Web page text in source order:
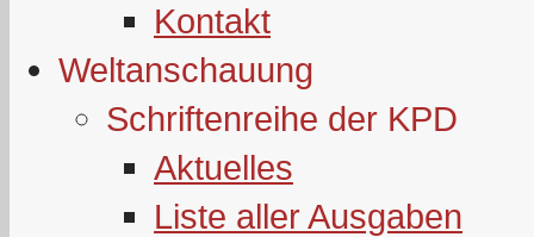
Kontakt
Weltanschauung
Schriftenreihe der KPD
Aktuelles
Liste aller Ausgaben